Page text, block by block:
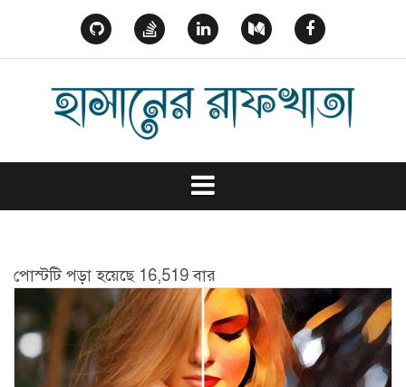
content
পোস্টটি পড়া হয়েছে 16,519 বার